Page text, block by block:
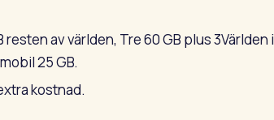
av världen, Tre 60 GB plus 3Världen i
25 GB.
kostnad.